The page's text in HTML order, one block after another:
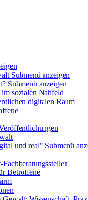
Submenü anzeigen
Submenü anzeigen
sozialen Nahfeld
digitalen Raum
und real" Submenü
Betroffene